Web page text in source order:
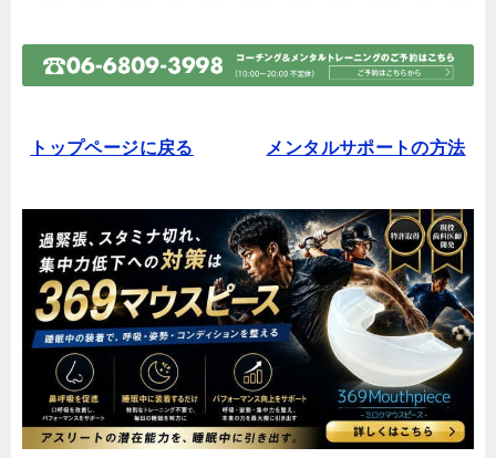
トップページに戻る メンタルサポートの方法